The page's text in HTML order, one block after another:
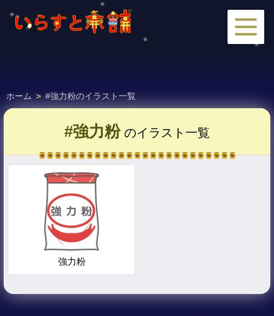
ホーム > #強力粉のイラスト一覧
#強力粉のイラスト一覧
強力粉